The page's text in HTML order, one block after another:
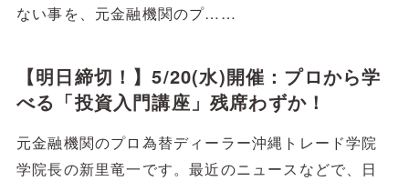
ない事を、元金融機関のプ……
【明日締切！】5/20(水)開催：プロから学
べる「投資入門講座」残席わずか！
元金融機関のプロ為替ディーラー沖縄トレード学院
学院長の新里竜一です。最近のニュースなどで、日